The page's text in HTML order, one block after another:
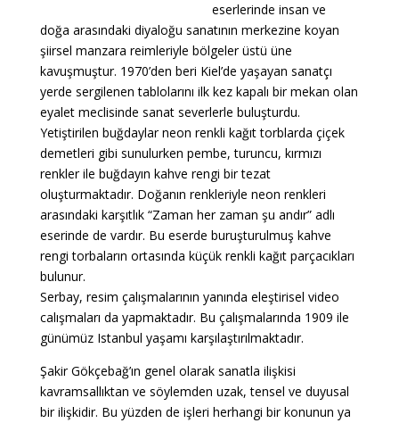
eserlerinde insan ve
doğa arasındaki diyaloğu sanatının merkezine koyan
şiirsel manzara reimleriyle bölgeler üstü üne
kavuşmuştur. 1970’den beri Kiel’de yaşayan sanatçı
yerde sergilenen tablolarını ilk kez kapalı bir mekan olan
eyalet meclisinde sanat severlerle buluşturdu.
Yetiştirilen buğdaylar neon renkli kağıt torblarda çiçek
demetleri gibi sunulurken pembe, turuncu, kırmızı
renkler ile buğdayın kahve rengi bir tezat
oluşturmaktadır. Doğanın renkleriyle neon renkleri
arasındaki karşıtlık “Zaman her zaman şu andır” adlı
eserinde de vardır. Bu eserde buruşturulmuş kahve
rengi torbaların ortasında küçük renkli kağıt parçacıkları
bulunur.
Serbay, resim çalışmalarının yanında eleştirisel video
calışmaları da yapmaktadır. Bu çalışmalarında 1909 ile
günümüz Istanbul yaşamı karşılaştırılmaktadır.
Şakir Gökçebağ’ın genel olarak sanatla ilişkisi
kavramsallıktan ve söylemden uzak, tensel ve duyusal
bir ilişkidir. Bu yüzden de işleri herhangi bir konunun ya